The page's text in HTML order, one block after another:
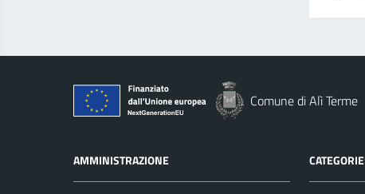
Comune di Alì Terme
AMMINISTRAZIONE